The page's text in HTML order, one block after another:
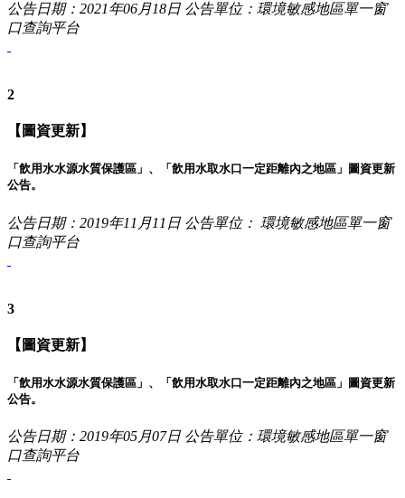
公告日期：2021年06月18日 公告單位：環境敏感地區單一窗
口查詢平台
2
【圖資更新】
「飲用水水源水質保護區」、「飲用水取水口一定距離內之地區」圖資更新
公告。
公告日期：2019年11月11日 公告單位： 環境敏感地區單一窗
口查詢平台
3
【圖資更新】
「飲用水水源水質保護區」、「飲用水取水口一定距離內之地區」圖資更新
公告。
公告日期：2019年05月07日 公告單位：環境敏感地區單一窗
口查詢平台